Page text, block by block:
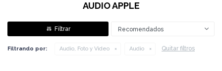
AUDIO APPLE
Recomendados
Filtrando por: Audio, Foto y Video Audio Quitar filtros